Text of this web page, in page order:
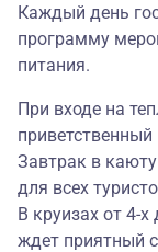
Каждый день
программу
питания.
При входе на
приветственный
Завтрак в
для всех
В круизах от 4-
ждет приятный